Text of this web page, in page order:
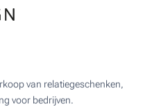
van relatiegeschenken,
voor bedrijven.